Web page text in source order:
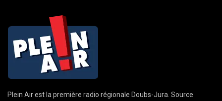
Plein Air est la première radio régionale Doubs-Jura. Source